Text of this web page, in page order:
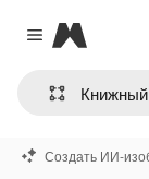
Close menu
Magnific
Создать ИИ-